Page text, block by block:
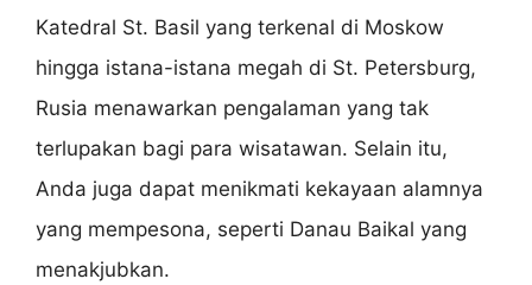
Katedral St. Basil yang terkenal di Moskow
hingga istana-istana megah di St. Petersburg,
Rusia menawarkan pengalaman yang tak
terlupakan bagi para wisatawan. Selain itu,
Anda juga dapat menikmati kekayaan alamnya
yang mempesona, seperti Danau Baikal yang
menakjubkan.